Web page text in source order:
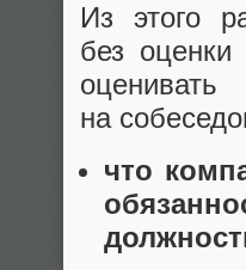
Из этого
без оценки
на
что